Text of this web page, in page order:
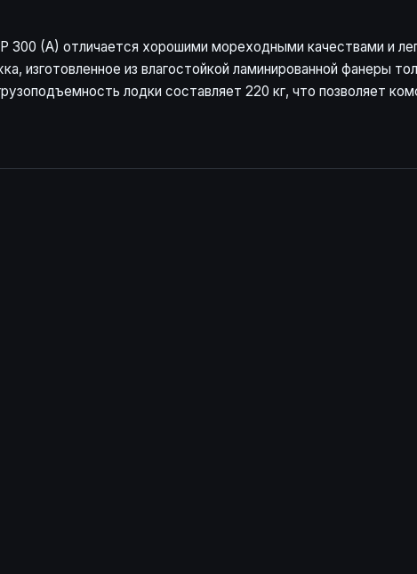
300 (A) отличается хорошими мореходными качествами и
изготовленное из влагостойкой ламинированной фанеры
лодки составляет 220 кг, что позволяет